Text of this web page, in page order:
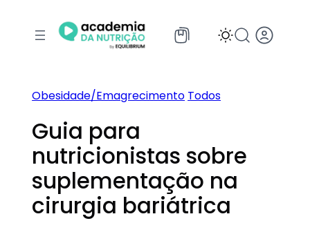
Obesidade/Emagrecimento Todos
Guia para
nutricionistas sobre
suplementação na
cirurgia bariátrica